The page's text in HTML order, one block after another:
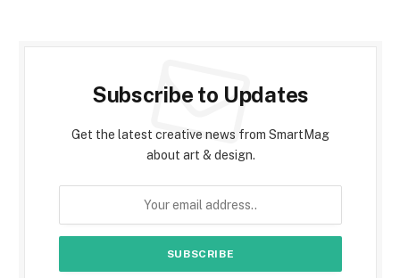
Subscribe to Updates
Get the latest creative news from SmartMag
about art & design.